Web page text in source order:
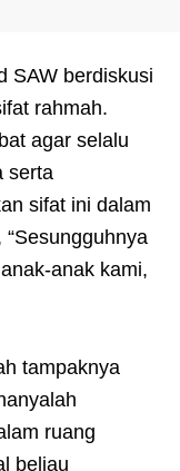
SAW berdiskusi
rahmah.
agar selalu
serta
sifat ini dalam
anak kami,
tampaknya
ruang
beliau